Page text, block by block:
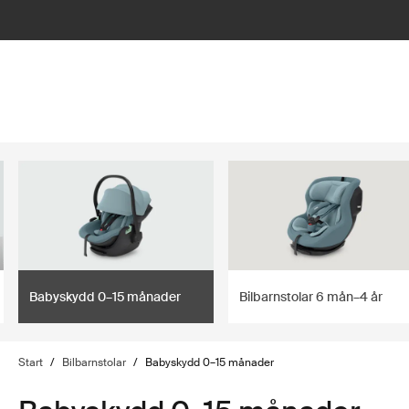
Babyskydd 0–15 månader Bilbarnstolar 6 mån–4 år
Start / Bilbarnstolar / Babyskydd 0–15 månader